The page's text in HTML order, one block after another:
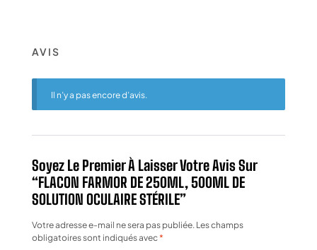
AVIS
Il n’y a pas encore d’avis.
Soyez Le Premier À Laisser Votre Avis Sur
“FLACON FARMOR DE 250ML, 500ML DE
SOLUTION OCULAIRE STÉRILE”
Votre adresse e-mail ne sera pas publiée. Les champs
obligatoires sont indiqués avec*